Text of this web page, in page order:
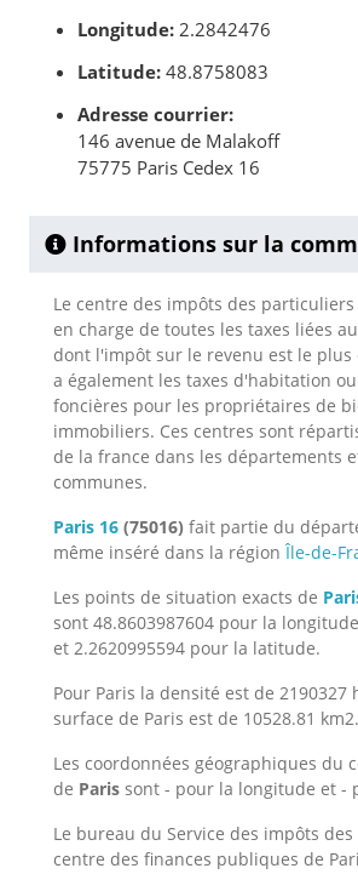
Longitude: 2.2842476
Latitude: 48.8758083
Adresse courrier:
146 avenue de Malakoff
75775 Paris Cedex 16
Informations sur la
Le centre des impôts des
en charge de toutes les taxes liées
dont l'impôt sur le revenu est le plus
a également les taxes d'habitation
foncières pour les propriétaires de
immobiliers. Ces centres sont
de la france dans les départements
communes.
Paris 16 (75016) fait partie du
même inséré dans la régionÎle-de-
Les points de situation exacts de
sont 48.8603987604 pour la longitude
et 2.2620995594 pour la latitude.
Pour Paris la densité est de 2190327
surface de Paris est de 10528.81 km2.
Les coordonnées géographiques du
de Paris sont - pour la longitude et -
Le bureau du Service des impôts
centre des finances publiques de